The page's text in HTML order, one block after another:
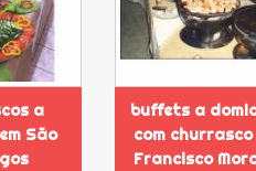
a
São
buffets a
com
Francisco